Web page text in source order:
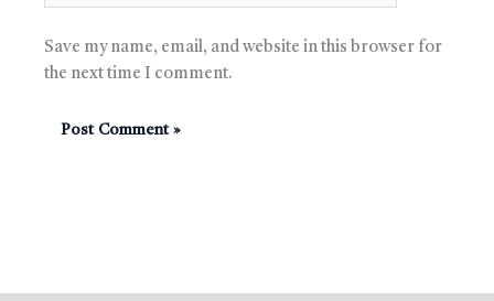
Save my name, email, and website in this browser for
the next time I comment.